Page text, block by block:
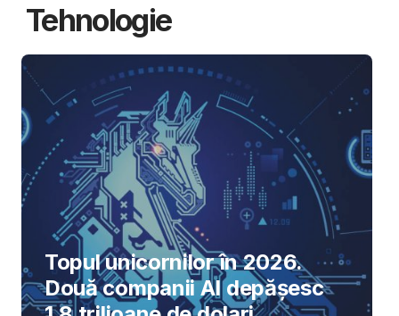
Tehnologie
Topul unicornilor în 2026.
Două companii AI depășesc